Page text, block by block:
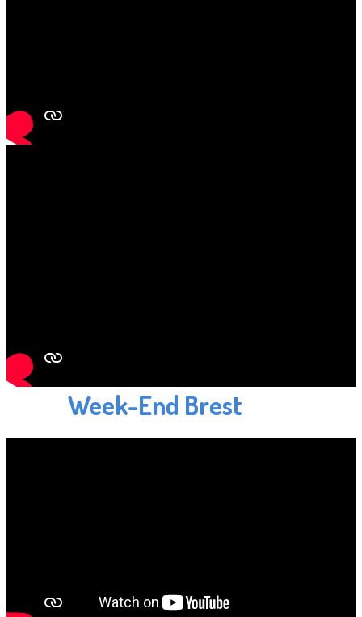
Week-End Brest